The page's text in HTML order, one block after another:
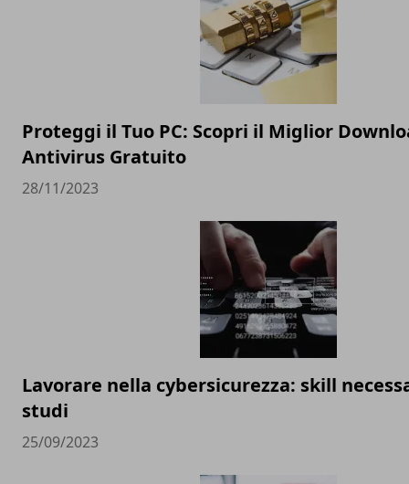
Proteggi il Tuo PC: Scopri il Miglior
Antivirus Gratuito
28/11/2023
Lavorare nella cybersicurezza: skill
studi
25/09/2023